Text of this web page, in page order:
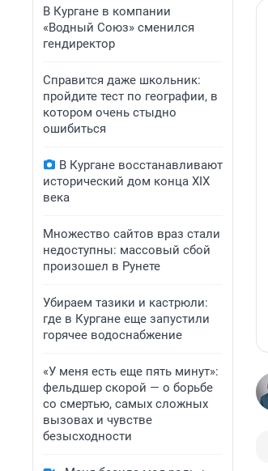
В Кургане в компании
«Водный Союз» сменился
гендиректор
Справится даже школьник:
пройдите тест по географии, в
котором очень стыдно
ошибиться
В Кургане восстанавливают
исторический дом конца XIX
века
Множество сайтов враз стали
недоступны: массовый сбой
произошел в Рунете
Убираем тазики и кастрюли:
где в Кургане еще запустили
горячее водоснабжение
«У меня есть еще пять минут»:
фельдшер скорой — о борьбе
со смертью, самых сложных
вызовах и чувстве
безысходности